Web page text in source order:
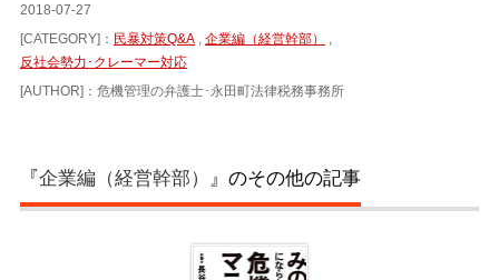
2018-07-27
[CATEGORY]： 民暴対策Q&A 企業編（経営幹部）
反社会勢力･クレーマー対応
[AUTHOR]：危機管理の弁護士･永田町法律税務事務所
『企業編（経営幹部） 』のその他の記事